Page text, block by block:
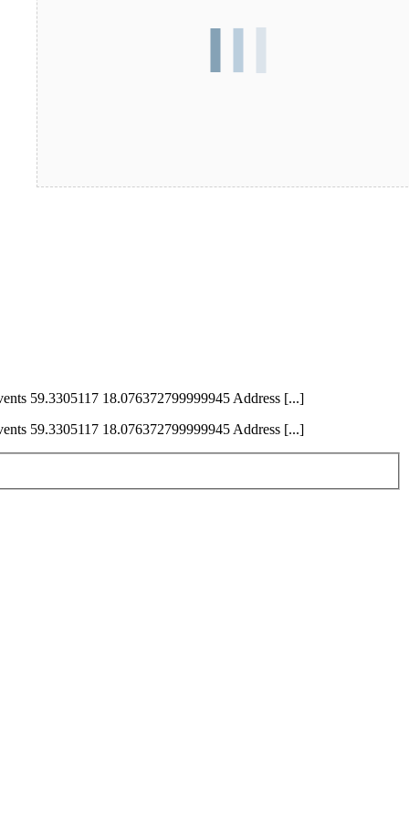
59.3305117 18.076372799999945 Address [...]
59.3305117 18.076372799999945 Address [...]